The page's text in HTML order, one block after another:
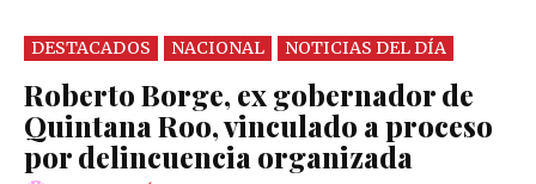
DESTACADOS NACIONAL NOTICIAS DEL DÍA
Roberto Borge, ex gobernador de
Quintana Roo, vinculado a proceso
por delincuencia organizada